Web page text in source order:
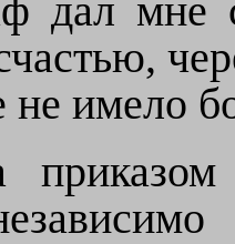
дал мне
не имело